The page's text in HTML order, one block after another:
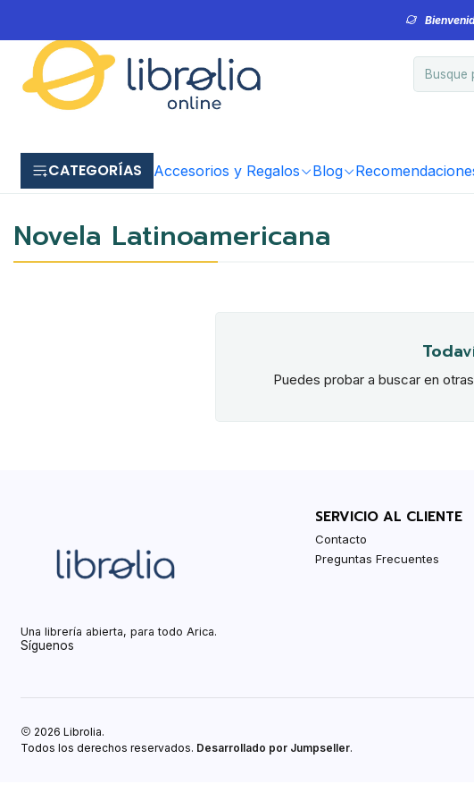
CATEGORÍAS Accesorios y Regalos Blog
Novela Latinoamericana
Puedes probar a buscar en
Una librería abierta, para todo Arica.
Síguenos
SERVICIO AL CLIENTE
Contacto
Preguntas Frecuentes
2026 Librolia.
Todos los derechos reservados. Desarrollado por Jumpseller.